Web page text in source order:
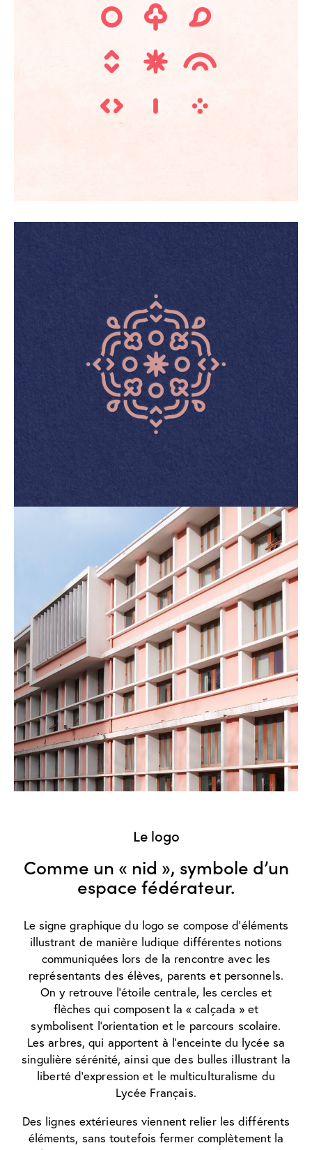
Le logo
Comme un « nid », symbole d’un
espace fédérateur.
Le signe graphique du logo se compose d’éléments
illustrant de manière ludique différentes notions
communiquées lors de la rencontre avec les
représentants des élèves, parents et personnels.
On y retrouve l’étoile centrale, les cercles et
flèches qui composent la « calçada » et
symbolisent l’orientation et le parcours scolaire.
Les arbres, qui apportent à l’enceinte du lycée sa
singulière sérénité, ainsi que des bulles illustrant la
liberté d’expression et le multiculturalisme du
Lycée Français.
Des lignes extérieures viennent relier les différents
éléments, sans toutefois fermer complètement la